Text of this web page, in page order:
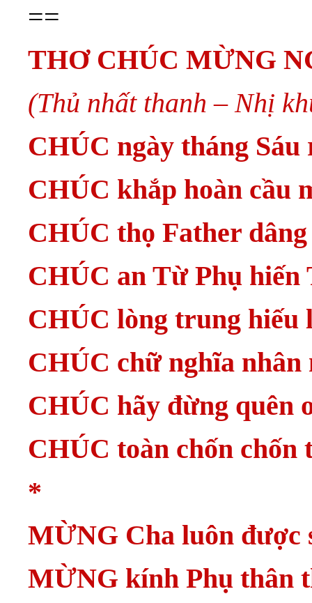
==
THƠ CHÚC MỪNG
(Thủ nhất thanh – Nhị
CHÚC ngày tháng
CHÚC khắp hoàn cầu
CHÚC thọ Father
CHÚC an Từ Phụ hiến
CHÚC lòng trung hiếu
CHÚC chữ nghĩa nhân
CHÚC hãy đừng quên
CHÚC toàn chốn
*
MỪNG Cha luôn được
MỪNG kính Phụ thân